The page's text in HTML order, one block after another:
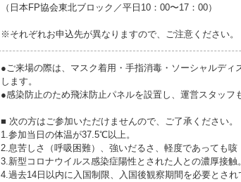
（日本FP協会東北ブロック／平日10：00〜17：00）
※それぞれお申込先が異なりますので、ご注意ください。
●ご来場の際は、マスク着用・手指消毒・ソーシャルディ
します。
●感染防止のため飛沫防止パネルを設置し、運営スタッフ
■ 次の方はご参加いただけませんので、ご了承ください。
1.参加当日の体温が37.5℃以上。
2.息苦しさ（呼吸困難）、強いだるさ、軽度であっても咳
3.新型コロナウイルス感染症陽性とされた人との濃厚接触。
4.過去14日以内に入国制限、入国後観察期間を必要とさ